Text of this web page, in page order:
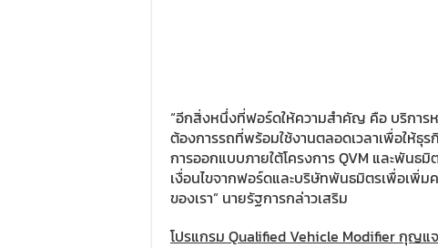
“อีกสิ่งหนึ่งที่ฟอร์ดให้ความสำคัญ คือ บริการห
ต้องการรถที่พร้อมใช้งานตลอดเวลาเพื่อให้
การออกแบบภายใต้โครงการ QVM และพัน
เงื่อนไขจากฟอร์ดและบริษัทพันธมิตรเพื่อเพิ่ม
ของเรา” นายรัฐการกล่าวเสริม
โปรแกรม Qualified Vehicle Modifier กุญแ